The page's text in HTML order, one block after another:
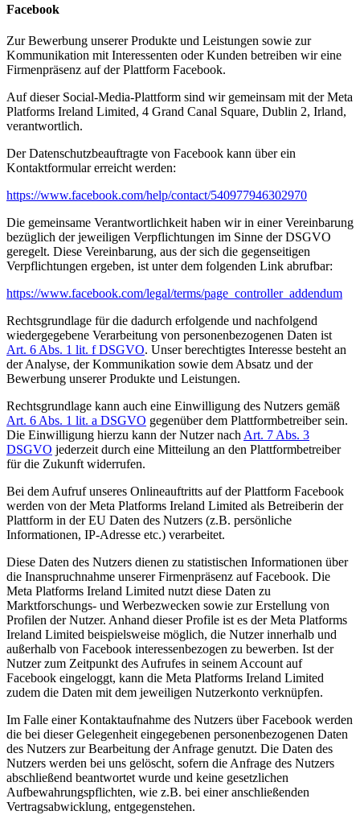
Facebook
Zur Bewerbung unserer Produkte und Leistungen sowie zur
Kommunikation mit Interessenten oder Kunden betreiben wir eine
Firmenpräsenz auf der Plattform Facebook.
Auf dieser Social-Media-Plattform sind wir gemeinsam mit der Meta
Platforms Ireland Limited, 4 Grand Canal Square, Dublin 2, Irland,
verantwortlich.
Der Datenschutzbeauftragte von Facebook kann über ein
Kontaktformular erreicht werden:
https://www.facebook.com/help/contact/540977946302970
Die gemeinsame Verantwortlichkeit haben wir in einer Vereinbarung
bezüglich der jeweiligen Verpflichtungen im Sinne der DSGVO
geregelt. Diese Vereinbarung, aus der sich die gegenseitigen
Verpflichtungen ergeben, ist unter dem folgenden Link abrufbar:
https://www.facebook.com/legal/terms/page_controller_addendum
Rechtsgrundlage für die dadurch erfolgende und nachfolgend
wiedergegebene Verarbeitung von personenbezogenen Daten ist
Art. 6 Abs. 1 lit. f DSGVO. Unser berechtigtes Interesse besteht an
der Analyse, der Kommunikation sowie dem Absatz und der
Bewerbung unserer Produkte und Leistungen.
Rechtsgrundlage kann auch eine Einwilligung des Nutzers gemäß
Art. 6 Abs. 1 lit. a DSGVO gegenüber dem Plattformbetreiber sein.
Die Einwilligung hierzu kann der Nutzer nach Art. 7 Abs. 3
DSGVO jederzeit durch eine Mitteilung an den Plattformbetreiber
für die Zukunft widerrufen.
Bei dem Aufruf unseres Onlineauftritts auf der Plattform Facebook
werden von der Meta Platforms Ireland Limited als Betreiberin der
Plattform in der EU Daten des Nutzers (z.B. persönliche
Informationen, IP-Adresse etc.) verarbeitet.
Diese Daten des Nutzers dienen zu statistischen Informationen über
die Inanspruchnahme unserer Firmenpräsenz auf Facebook. Die
Meta Platforms Ireland Limited nutzt diese Daten zu
Marktforschungs- und Werbezwecken sowie zur Erstellung von
Profilen der Nutzer. Anhand dieser Profile ist es der Meta Platforms
Ireland Limited beispielsweise möglich, die Nutzer innerhalb und
außerhalb von Facebook interessenbezogen zu bewerben. Ist der
Nutzer zum Zeitpunkt des Aufrufes in seinem Account auf
Facebook eingeloggt, kann die Meta Platforms Ireland Limited
zudem die Daten mit dem jeweiligen Nutzerkonto verknüpfen.
Im Falle einer Kontaktaufnahme des Nutzers über Facebook werden
die bei dieser Gelegenheit eingegebenen personenbezogenen Daten
des Nutzers zur Bearbeitung der Anfrage genutzt. Die Daten des
Nutzers werden bei uns gelöscht, sofern die Anfrage des Nutzers
abschließend beantwortet wurde und keine gesetzlichen
Aufbewahrungspflichten, wie z.B. bei einer anschließenden
Vertragsabwicklung, entgegenstehen.